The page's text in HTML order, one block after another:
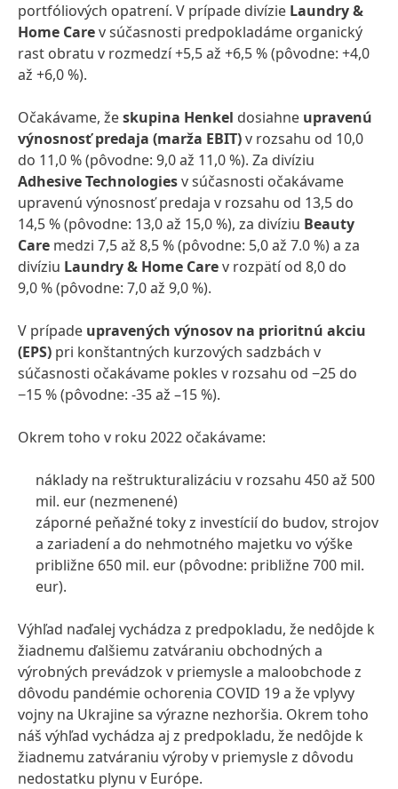
portfóliových opatrení. V prípade divízie Laundry &
Home Carev súčasnosti predpokladáme organický
rast obratu v rozmedzí +5,5 až +6,5 % (pôvodne: +4,0
až +6,0 %).
Očakávame, žeskupina Henkel dosiahne upravenú
výnosnosť predaja (marža EBIT)v rozsahu od 10,0
do 11,0 % (pôvodne: 9,0 až 11,0 %). Za divíziu
Adhesive Technologiesv súčasnosti očakávame
upravenú výnosnosť predaja v rozsahu od 13,5 do
14,5 % (pôvodne: 13,0 až 15,0 %), za divíziu Beauty
Care medzi 7,5 až 8,5 % (pôvodne: 5,0 až 7.0 %) a za
divíziu Laundry & Home Carev rozpätí od 8,0 do
9,0 % (pôvodne: 7,0 až 9,0 %).
V prípade upravených výnosov na prioritnú akciu
(EPS) pri konštantných kurzových sadzbách v
súčasnosti očakávame pokles v rozsahu od −25 do
−15 % (pôvodne: -35 až –15 %).
Okrem toho v roku 2022 očakávame:
náklady na reštrukturalizáciu v rozsahu 450 až 500
mil. eur(nezmenené)
záporné peňažné toky z investícií do budov, strojov
a zariadení a do nehmotného majetku vo výške
približne 650 mil. eur(pôvodne: približne 700 mil.
eur).
Výhľad naďalej vychádza z predpokladu, že nedôjde k
žiadnemu ďalšiemu zatváraniu obchodných a
výrobných prevádzok v priemysle a maloobchode z
dôvodu pandémie ochorenia COVID 19 a že vplyvy
vojny na Ukrajine sa výrazne nezhoršia. Okrem toho
náš výhľad vychádza aj z predpokladu, že nedôjde k
žiadnemu zatváraniu výroby v priemysle z dôvodu
nedostatku plynu v Európe.